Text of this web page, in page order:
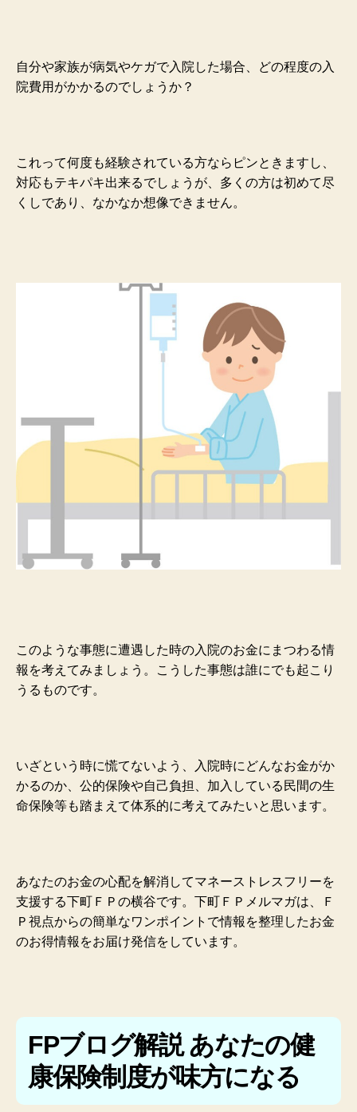
自分や家族が病気やケガで入院した場合、どの程度の入
院費用がかかるのでしょうか？
これって何度も経験されている方ならピンときますし、
対応もテキパキ出来るでしょうが、多くの方は初めて尽
くしであり、なかなか想像できません。
このような事態に遭遇した時の入院のお金にまつわる情
報を考えてみましょう。こうした事態は誰にでも起こり
うるものです。
いざという時に慌てないよう、入院時にどんなお金がか
かるのか、公的保険や自己負担、加入している民間の生
命保険等も踏まえて体系的に考えてみたいと思います。
あなたのお金の心配を解消してマネーストレスフリーを
支援する下町ＦＰの横谷です。下町ＦＰメルマガは、Ｆ
Ｐ視点からの簡単なワンポイントで情報を整理したお金
のお得情報をお届け発信をしています。
FPブログ解説 あなたの健
康保険制度が味方になる